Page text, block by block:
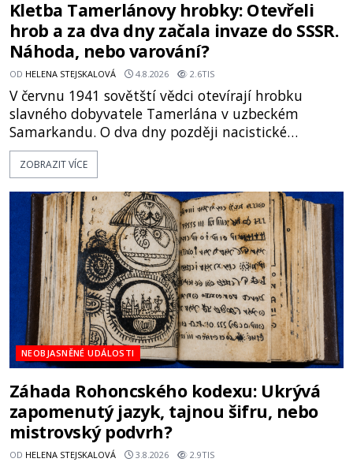
Kletba Tamerlánovy hrobky: Otevřeli
hrob a za dva dny začala invaze do SSSR.
Náhoda, nebo varování?
OD HELENA STEJSKALOVÁ 4.8.2026 2.6TIS
V červnu 1941 sovětští vědci otevírají hrobku
slavného dobyvatele Tamerlána v uzbeckém
Samarkandu. O dva dny později nacistické
Německo zahajuje operaci Barbarossa a napadá
Sovětský svaz. Shoda dat je natolik zarážející, že se
na legendě něco pravdy, nebo jde jen o fascinující
souhru okolností? Když antropolog Michail
Gerasimov (1907-1970) a
ZOBRAZIT VÍCE
NEOBJASNĚNÉ UDÁLOSTI
Záhada Rohoncského kodexu: Ukrývá
zapomenutý jazyk, tajnou šifru, nebo
mistrovský podvrh?
OD HELENA STEJSKALOVÁ 3.8.2026 2.9TIS